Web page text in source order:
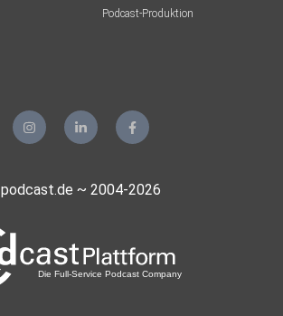
Podcast-Produktion
podcast.de ~ 2004-2026